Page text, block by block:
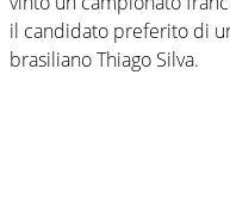
il candidato preferito di
brasiliano Thiago Silva.